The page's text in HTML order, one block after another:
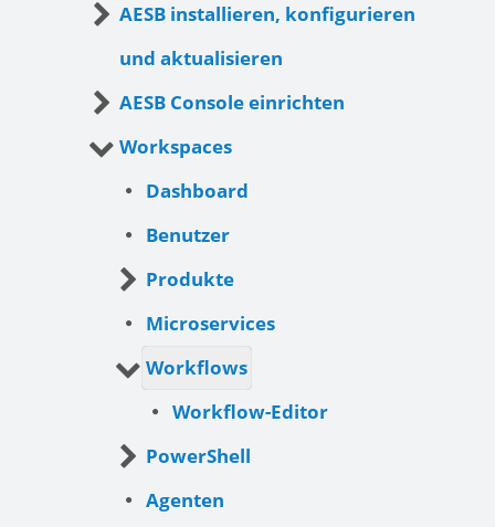
AESB installieren, konfigurieren
und aktualisieren
AESB Console einrichten
Workspaces
Dashboard
Benutzer
Produkte
Microservices
Workflows
Workflow-Editor
PowerShell
Agenten